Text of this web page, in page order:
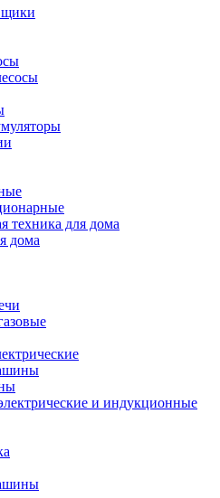
техника для дома
дома
и индукционные